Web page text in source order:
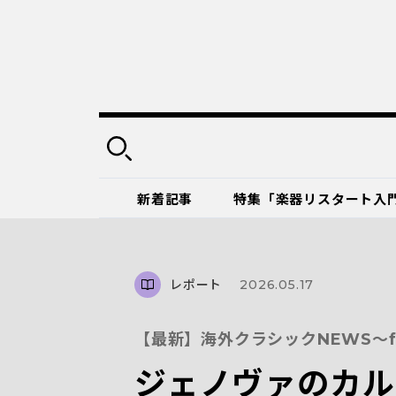
新着記事 特集「楽器リスタート入
レポート 2026.05.17
【最新】海外クラシックNEWS
ジェノヴァのカ